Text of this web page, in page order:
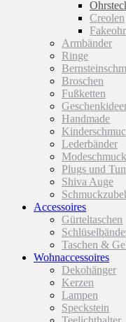
Creolen
Armbänder
Ringe
Broschen
Fußketten
Handmade
Lederbänder
Modeschmuck
Plugs und
Shiva Auge
Accessoires
Gürteltaschen
Taschen &
Wohnaccessoires
Dekohänger
Kerzen
Lampen
Speckstein